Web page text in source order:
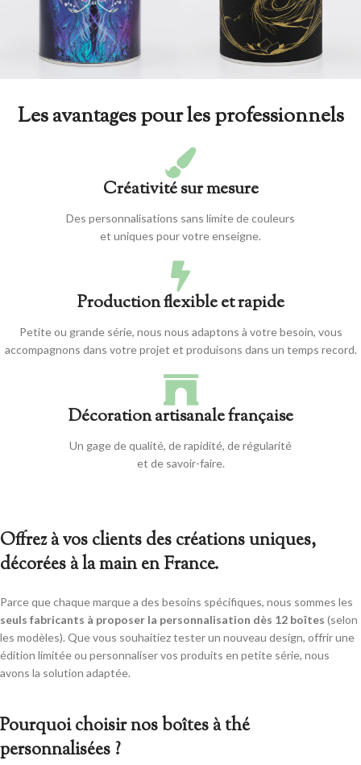
Les avantages pour les professionnels
Créativité sur mesure
Des personnalisations sans limite de couleurs
et uniques pour votre enseigne.
Production flexible et rapide
Petite ou grande série, nous nous adaptons à votre besoin, vous
accompagnons dans votre projet et produisons dans un temps record.
Décoration artisanale française
Un gage de qualité, de rapidité, de régularité
et de savoir-faire.
Offrez à vos clients des créations uniques,
décorées à la main en France.
Parce que chaque marque a des besoins spécifiques, nous sommes les
seuls fabricants à proposer la personnalisation dès 12 boîtes (selon
les modèles). Que vous souhaitiez tester un nouveau design, offrir une
édition limitée ou personnaliser vos produits en petite série, nous
avons la solution adaptée.
Pourquoi choisir nos boîtes à thé
personnalisées ?